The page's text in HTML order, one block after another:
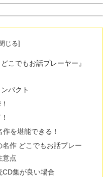
こでもお話プレーヤー』
パクト
を堪能できる！
名作 どこでもお話プレー
意点
集が良い場合